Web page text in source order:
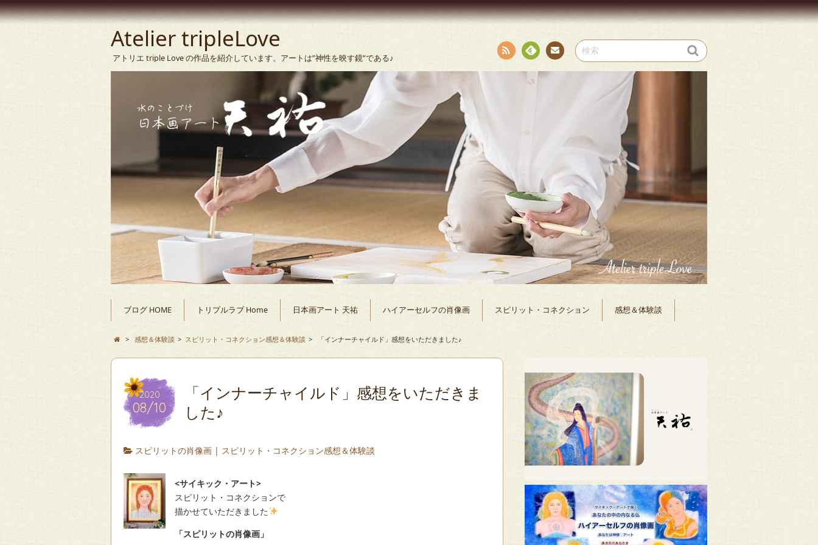
Atelier tripleLove
アトリエ triple Love の作品を紹介しています。アートは”神性を映す鏡”である♪
RSS Fee
dly
ブログ HOME トリプルラブ Home 日本画アート 天祐 ハイアーセルフの肖像画 スピリット・コネクション 感想＆体験談
> 感想＆体験談 > スピリット・コネクション感想＆体験談 > 「インナーチャイルド」感想をいただきました♪
2020
08/10
「インナーチャイルド」感想をいただきま
した♪
スピリットの肖像画 | スピリット・コネクション感想＆体験談
<サイキック・アート>
スピリット・コネクションで
描かせていただきました
「スピリットの肖像画」